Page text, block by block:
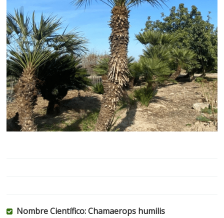
Nombre Científico: Chamaerops humilis